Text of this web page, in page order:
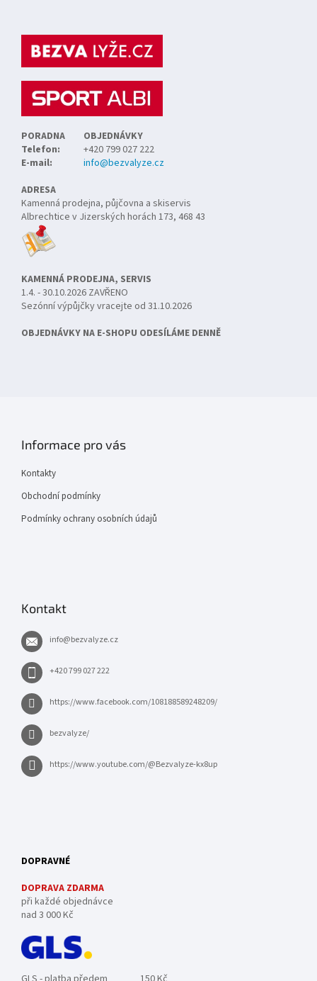
PORADNA
OBJEDNÁVKY
Telefon:
+420 799 027 222
E-mail:
info@bezvalyze.cz
ADRESA
Kamenná prodejna, půjčovna a skiservis
Albrechtice v Jizerských horách 173, 468 43
KAMENNÁ PRODEJNA, SERVIS
1.4. - 30.10.2026 ZAVŘENO
Sezónní výpůjčky vracejte od 31.10.2026
OBJEDNÁVKY NA E-SHOPU ODESÍLÁME DENNĚ
Informace pro vás
Kontakty
Obchodní podmínky
Podmínky ochrany osobních údajů
Kontakt
info@bezvalyze.cz
+420 799 027 222
https://www.facebook.com/108188589248209/
bezvalyze/
https://www.youtube.com/@Bezvalyze-kx8up
DOPRAVNÉ
DOPRAVA ZDARMA
při každé objednávce
nad 3 000 Kč